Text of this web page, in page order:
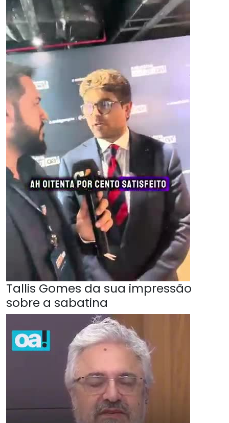
Tallis Gomes da sua impressão
sobre a sabatina